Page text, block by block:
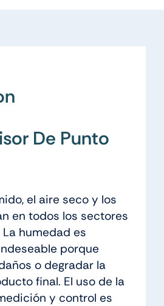
De Punto
el aire seco y los
en todos los sectores
humedad es
porque
o degradar la
final. El uso de la
y control es